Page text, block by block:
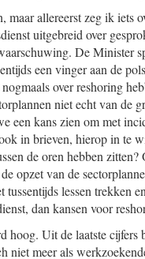
allereerst zeg ik iets
uitgebreid over
De Minister
een vinger aan de
over reshoring
niet echt van de
een kans zien om met
in brieven, hierop in te
de oren hebben
opzet van de
lessen trekken
dan kansen voor
Uit de laatste cijfers
niet meer als